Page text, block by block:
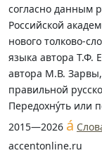
согласно данным
Российской
нового толково-
языка автора Т.Ф.
автора М.В. Зарвы,
правильной
Передохну́ть или
2015—2026 á
accentonline.ru